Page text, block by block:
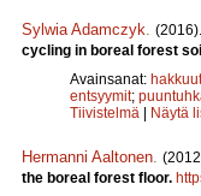
Sylwia Adamczyk (2016).
cycling in boreal forest
Avainsanat:
entsyymit;
Tiivistelmä | Näytä
Hermanni Aaltonen
the boreal forest floor.